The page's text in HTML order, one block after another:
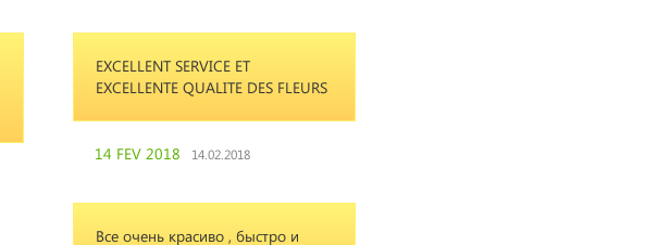
EXCELLENT SERVICE ET
EXCELLENTE QUALITE DES FLEURS
14 FEV 2018 14.02.2018
Все очень красиво , быстро и